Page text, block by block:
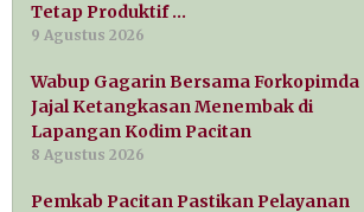
Tetap Produktif …
9 Agustus 2026
Wabup Gagarin Bersama Forkopimda
Jajal Ketangkasan Menembak di
Lapangan Kodim Pacitan
8 Agustus 2026
Pemkab Pacitan Pastikan Pelayanan